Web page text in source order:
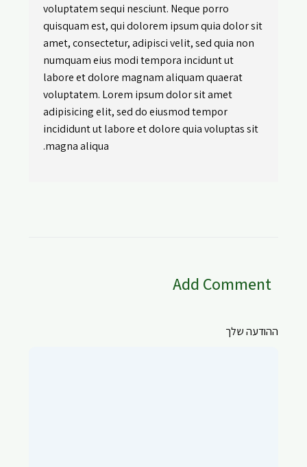
voluptatem sequi nesciunt. Neque porro
quisquam est, qui dolorem ipsum quia dolor sit
amet, consectetur, adipisci velit, sed quia non
numquam eius modi tempora incidunt ut
labore et dolore magnam aliquam quaerat
voluptatem. Lorem ipsum dolor sit amet
adipisicing elit, sed do eiusmod tempor
incididunt ut labore et dolore quia voluptas sit
magna aliqua.
Add Comment
ההודעה שלך